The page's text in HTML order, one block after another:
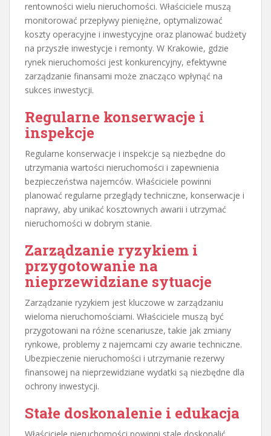
rentowności wielu nieruchomości. Właściciele muszą
monitorować przepływy pieniężne, optymalizować
koszty operacyjne i inwestycyjne oraz planować budżety
na przyszłe inwestycje i remonty. W Krakowie, gdzie
rynek nieruchomości jest konkurencyjny, efektywne
zarządzanie finansami może znacząco wpłynąć na
sukces inwestycji.
Regularne konserwacje i
inspekcje
Regularne konserwacje i inspekcje są niezbędne do
utrzymania wartości nieruchomości i zapewnienia
bezpieczeństwa najemców. Właściciele powinni
planować regularne przeglądy techniczne, konserwacje i
naprawy, aby unikać kosztownych awarii i utrzymać
nieruchomości w dobrym stanie.
Zarządzanie ryzykiem i
przygotowanie na
nieprzewidziane sytuacje
Zarządzanie ryzykiem jest kluczowe w zarządzaniu
wieloma nieruchomościami. Właściciele muszą być
przygotowani na różne scenariusze, takie jak zmiany
rynkowe, problemy z najemcami czy awarie techniczne.
Ubezpieczenie nieruchomości i utrzymanie rezerwy
finansowej na nieprzewidziane wydatki są niezbędne dla
ochrony inwestycji.
Stałe doskonalenie i edukacja